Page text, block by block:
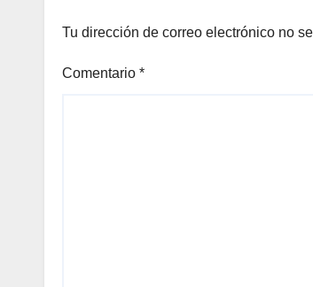
Tu dirección de correo electrónico no
Comentario *